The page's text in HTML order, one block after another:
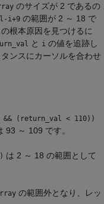
のサイズが 2 であるの
i+9 の範囲が 2 ～ 18 で
根本原因を見つけるに
と i の値を追跡し
ンスにカーソルを合わせ
(return_val < 110))
93 ～ 109 です。
は 2 ～ 18 の範囲として
の範囲外となり、レッ